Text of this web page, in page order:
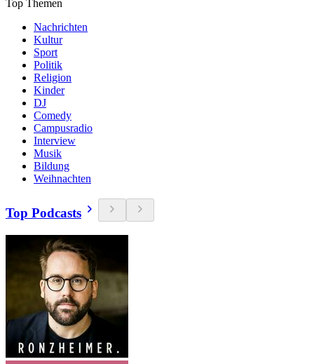
Top Themen
Nachrichten
Kultur
Sport
Politik
Religion
Kinder
DJ
Comedy
Campusradio
Interview
Musik
Bildung
Weihnachten
Top Podcasts